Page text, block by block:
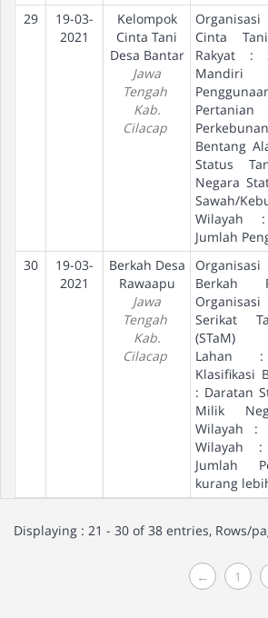
29
19-03-
2021
Kelompok
Cinta Tani
Desa Bantar
Jawa
Tengah
Kab.
Cilacap
Cinta
Rakyat :
Bentang
Status
Negara
Sawah/
Wilayah
Jumlah
30
19-03-
2021
Berkah Desa
Rawaapu
Jawa
Tengah
Kab.
Cilacap
Berkah
Serikat
(STaM)
Lahan :
Klasifikasi
: Daratan
Milik
Wilayah :
Wilayah
Jumlah
kurang
Displaying : 21 - 30 of 38 entries, Rows/
← 1